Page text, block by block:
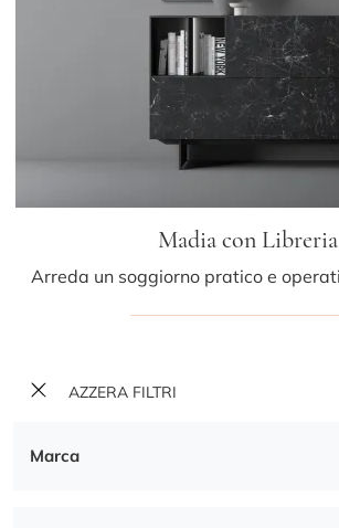
AZZERA FILTRI
Marca
Madia con Libreria